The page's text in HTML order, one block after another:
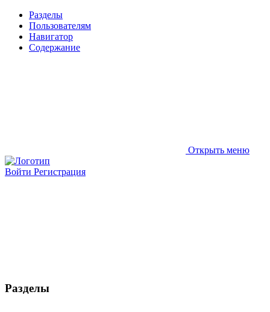
Разделы
Пользователям
Навигатор
Содержание
Открыть меню
Войти Регистрация
Разделы